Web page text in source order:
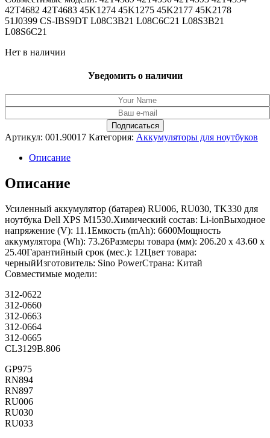
42T4682 42T4683 45K1274 45K1275 45K2177 45K2178
51J0399 CS-IBS9DT L08C3B21 L08C6C21 L08S3B21
L08S6C21
Нет в наличии
Уведомить о наличии
Артикул: 001.90017 Категория: Аккумуляторы для ноутбуков
Описание
Описание
Усиленный аккумулятор (батарея) RU006, RU030, TK330 для
ноутбука Dell XPS M1530.Химический состав: Li-ionВыходное
напряжение (V): 11.1Емкость (mAh): 6600Мощность
аккумулятора (Wh): 73.26Размеры товара (мм): 206.20 x 43.60 x
25.40Гарантийный срок (мес.): 12Цвет товара:
черныйИзготовитель: Sino PowerСтрана: Китай
Совместимые модели:
312-0622
312-0660
312-0663
312-0664
312-0665
CL3129B.806
GP975
RN894
RN897
RU006
RU030
RU033